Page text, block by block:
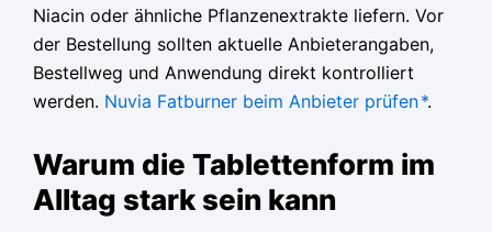
Niacin oder ähnliche Pflanzenextrakte liefern. Vor
der Bestellung sollten aktuelle Anbieterangaben,
Bestellweg und Anwendung direkt kontrolliert
werden. Nuvia Fatburner beim Anbieter prüfen*.
Warum die Tablettenform im
Alltag stark sein kann